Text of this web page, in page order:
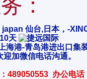
：
仙台,日本，-
天
海港-青岛港进出口集
迎加微信电话沟通。
489050553 办公电话